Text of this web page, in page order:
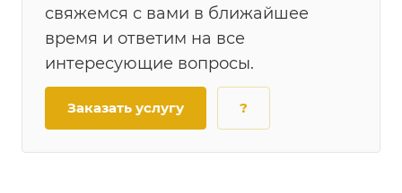
свяжемся с вами в ближайшее
время и ответим на все
интересующие вопросы.
Заказать услугу ?